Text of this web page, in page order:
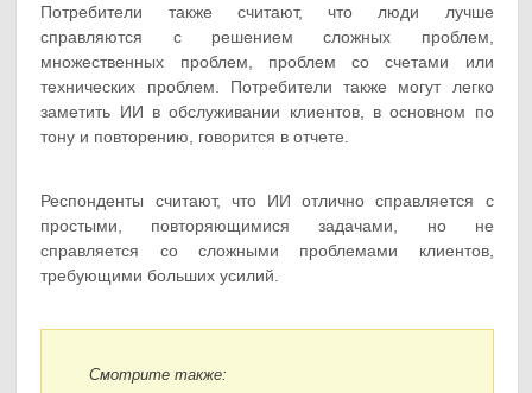
Потребители также считают, что люди лучше
справляются с решением сложных проблем,
множественных проблем, проблем со счетами или
технических проблем. Потребители также могут легко
заметить ИИ в обслуживании клиентов, в основном по
тону и повторению, говорится в отчете.
Респонденты считают, что ИИ отлично справляется с
простыми, повторяющимися задачами, но не
справляется со сложными проблемами клиентов,
требующими больших усилий.
Смотрите также: